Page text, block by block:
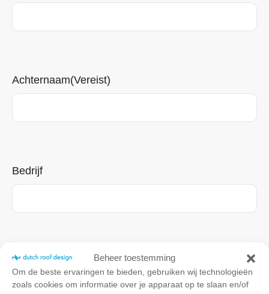
Beheer toestemming
Om de beste ervaringen te bieden, gebruiken wij technologieën
zoals cookies om informatie over je apparaat op te slaan en/of
Achternaam(Vereist)
Bedrijf
Telefoonnummer